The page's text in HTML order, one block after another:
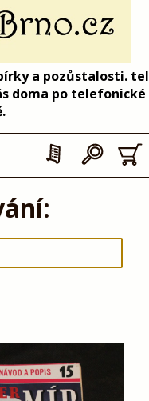
a pozůstalosti. tel
doma po telefonické